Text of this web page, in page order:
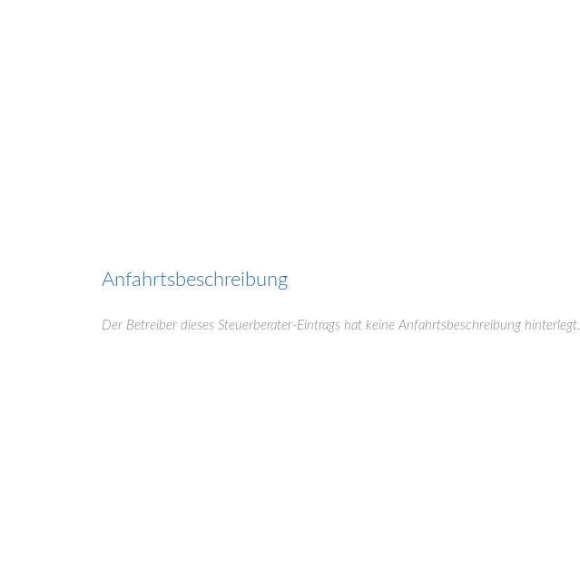
Anfahrtsbeschreibung
Der Betreiber dieses Steuerberater-Eintrags hat keine Anfahrtsbeschreibung hinterlegt.